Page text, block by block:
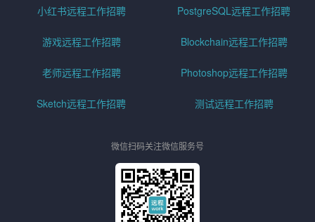
小红书远程工作招聘 PostgreSQL远程工作招聘
游戏远程工作招聘 Blockchain远程工作招聘
老师远程工作招聘 Photoshop远程工作招聘
Sketch远程工作招聘 测试远程工作招聘
微信扫码关注微信服务号